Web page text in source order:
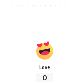
Love
0